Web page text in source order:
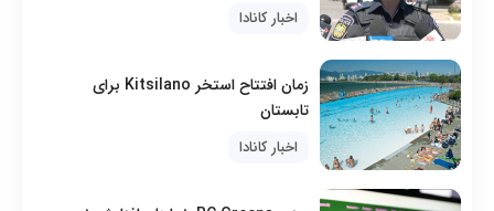
اخبار کانادا
زمان افتتاح استخر Kitsilano برای
تابستان
اخبار کانادا